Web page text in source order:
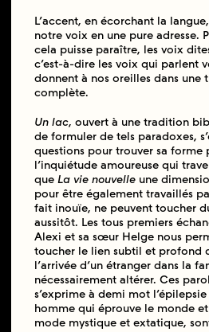
L’accent, en écorchant la
notre voix en une pure adresse.
cela puisse paraître, les voix
c’est-à-dire les voix qui parlent
donnent à nos oreilles dans une
complète.
Un lac, ouvert à une tradition
de formuler de tels paradoxes,
questions pour trouver sa forme
l’inquiétude amoureuse qui
que La vie nouvelle une
pour être également travaillés
fait inouïe, ne peuvent toucher
aussitôt. Les tous premiers
Alexi et sa sœur Helge nous
toucher le lien subtil et profond
l’arrivée d’un étranger dans la
nécessairement altérer. Ces
s’exprime à demi mot
homme qui éprouve le monde
mode mystique et extatique,